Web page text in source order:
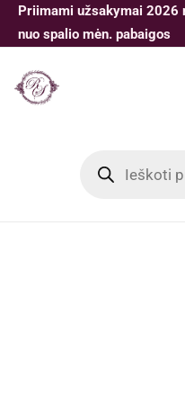
Pereiti
prie
Priimami užsakymai 2026
nuo spalio mėn. pabaigos
search